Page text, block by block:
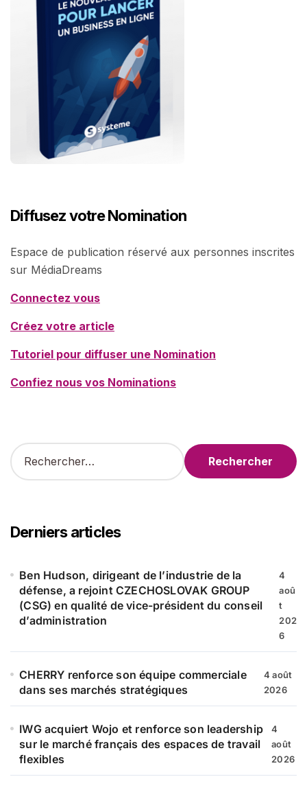
Diffusez votre Nomination
Espace de publication réservé aux personnes inscrites
sur MédiaDreams
Connectez vous
Créez votre article
Tutoriel pour diffuser une Nomination
Confiez nous vos Nominations
R
e
r
c
e
Derniers articles
Ben Hudson, dirigeant de l’industrie de la
défense, a rejoint CZECHOSLOVAK GROUP
(CSG) en qualité de vice-président du conseil
d’administration
4
aoû
t
202
6
CHERRY renforce son équipe commerciale
dans ses marchés stratégiques
4 août
2026
IWG acquiert Wojo et renforce son leadership
sur le marché français des espaces de travail
flexibles
4
août
2026